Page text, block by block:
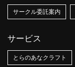
サークル委託案内
サービス
とらのあなクラフト